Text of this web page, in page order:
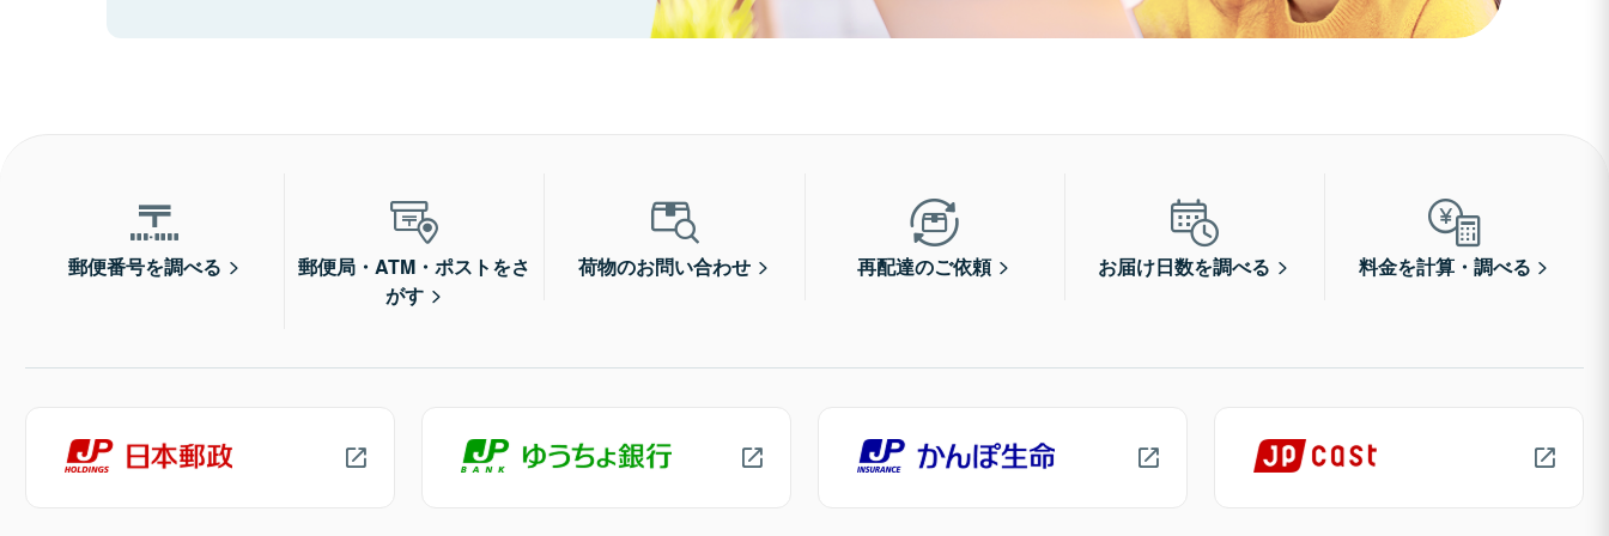
郵便番号を調べる
郵便局・ATM・ポストをさ
がす
荷物のお問い合わせ 再配達のご依頼 お届け日数を調べる 料金を計算・調べる